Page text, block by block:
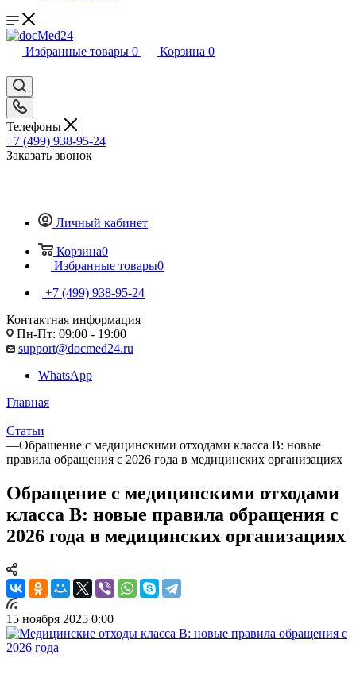
Избранные товары 0 Корзина 0
Телефоны
+7 (499) 938-95-24
Заказать звонок
Личный кабинет
Корзина0
Избранные товары0
+7 (499) 938-95-24
Контактная информация
Пн-Пт: 09:00 - 19:00
support@docmed24.ru
WhatsApp
Главная
—
Статьи
—Обращение с медицинскими отходами класса В: новые
правила обращения с 2026 года в медицинских организациях
Обращение с медицинскими отходами
класса В: новые правила обращения с
2026 года в медицинских организациях
15 ноября 2025 0:00